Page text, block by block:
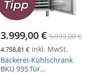
3.999,00 € 5.999,00 €
4.758,81 € inkl. MwSt.
Bäckerei-Kühlschrank
BKU 935 für